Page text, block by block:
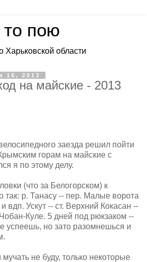
пою
области
16, 2013
на майские - 2013
заезда решил пойти
горам на майские с
я по этому делу.
(что за Белогорском) к
так: р. Танасу -- пер. Малые ворота
вдп. Ускут -- ст. Верхний Кокасан --
Куле. 5 дней под рюкзаком --
успеешь, но зато разомнешься и
не буду, только некоторые